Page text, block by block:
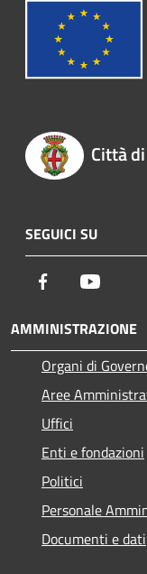
Città
SEGUICI SU
Facebook
AMMINISTRAZIONE
Organi di
Aree
Uffici
Enti e fondazioni
Politici
Personale
Documenti e dati